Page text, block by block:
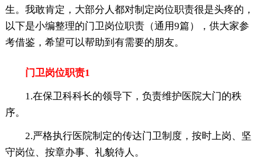
生。我敢肯定，大部分人都对制定岗位职责很是头疼的，
以下是小编整理的门卫岗位职责（通用9篇），供大家参
考借鉴，希望可以帮助到有需要的朋友。
门卫岗位职责1
1.在保卫科科长的领导下，负责维护医院大门的秩
序。
2.严格执行医院制定的传达门卫制度，按时上岗、坚
守岗位、按章办事、礼貌待人。